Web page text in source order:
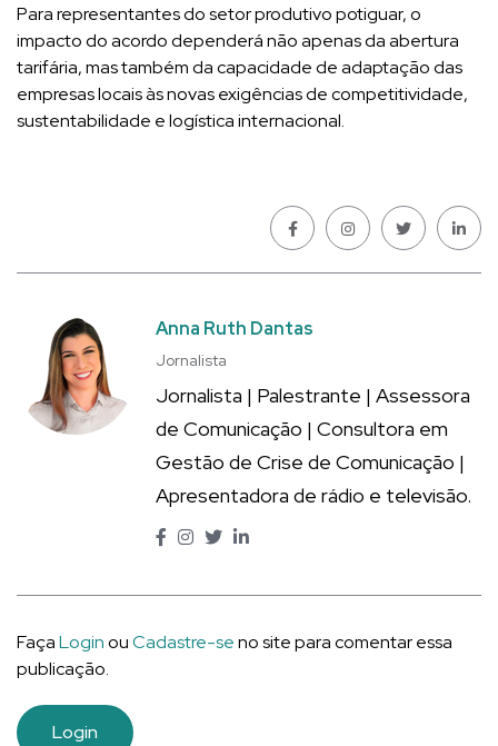
Para representantes do setor produtivo potiguar, o
impacto do acordo dependerá não apenas da abertura
tarifária, mas também da capacidade de adaptação das
empresas locais às novas exigências de competitividade,
sustentabilidade e logística internacional.
Anna Ruth Dantas
Jornalista
Jornalista | Palestrante | Assessora
de Comunicação | Consultora em
Gestão de Crise de Comunicação |
Apresentadora de rádio e televisão.
FaçaLoginouCadastre-seno site para comentar essa
publicação.
Login